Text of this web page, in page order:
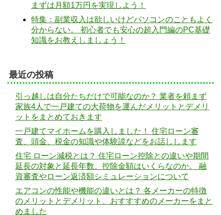
まずは月額1万円を実現しよう！
特集：副業収入は欲しいけどパソコンのこともよく
分からない。 初心者でも安心の超入門編のPC基礎
知識をお教えしましょう！
最近の投稿
引っ越しは自分たちだけで可能なのか？ 業者を頼まず
家族4人で一戸建ての大荷物を運んだメリットとデメリ
ットをまとめておきます
一戸建てマイホームを購入しました！ 住宅ローン審
査、頭金、税金の知識や体験談などをお話しします
住宅 ローン減税とは？ 住宅ローン控除との違いや期間
延長の対象と延長年数、控除金額はいくらなのか。 融
資審査やローン返済額シミュレーションについて
エアコンの性能や機能の違いとは？ 各メーカーの特徴
のメリットとデメリット、おすすすめのメーカーをまと
めました